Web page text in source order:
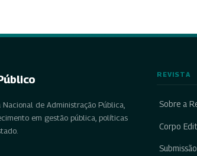
de Administração Pública,
em gestão pública, políticas
REVISTA
Sobre a
Corpo
Submissão